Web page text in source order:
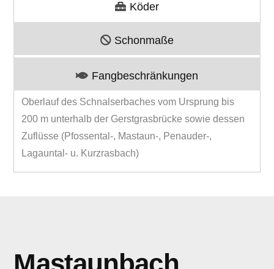
Köder
Schonmaße
Fangbeschränkungen
Oberlauf des Schnalserbaches vom Ursprung bis
200 m unterhalb der Gerstgrasbrücke sowie dessen
Zuflüsse (Pfossental-, Mastaun-, Penauder-,
Lagauntal- u. Kurzrasbach)